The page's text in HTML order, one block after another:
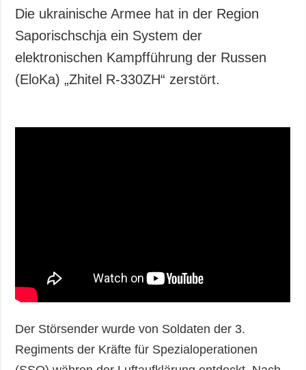
Wirtschaft
Militär
Gesellschaft und
Sport
und zum Schutz
personenbezogener
Daten
Die ukrainische Armee hat in der Region
Saporischschja ein System der
elektronischen Kampfführung der Russen
(EloKa) „Zhitel R-330ZH“ zerstört.
Der Störsender wurde von Soldaten der 3.
Regiments der Kräfte für Spezialoperationen